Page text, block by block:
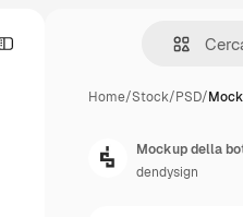
Home/Stock/PSD/
Mockup della
dendysign